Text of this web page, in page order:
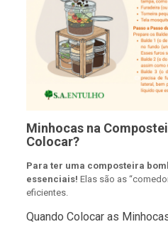
Minhocas na
Colocar?
Para ter uma composteira
essenciais! Elas são as
eficientes.
Quando Colocar as